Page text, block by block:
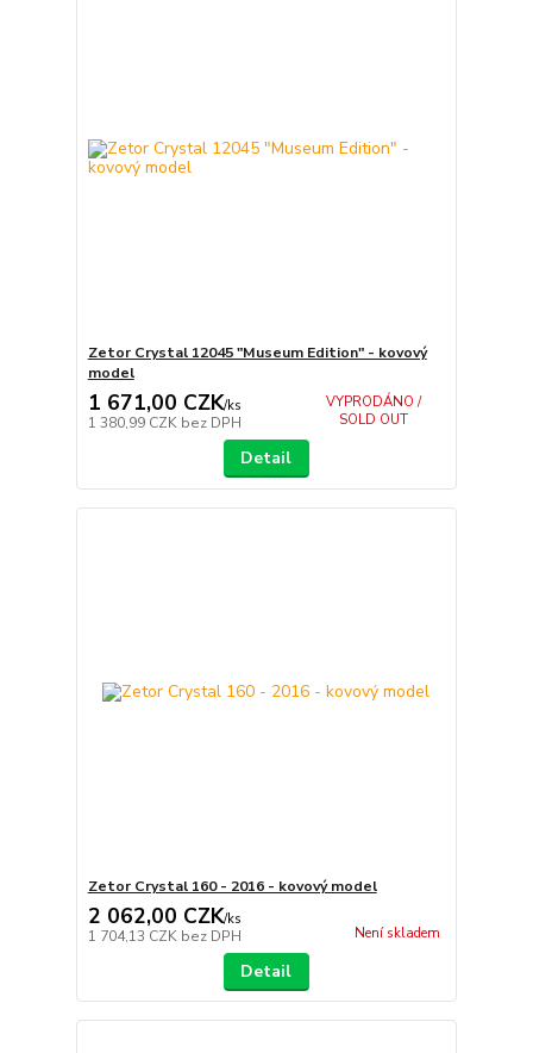
Zetor Crystal 12045 "Museum Edition" - kovový
model
1 671,00 CZK/ks
1 380,99 CZK bez DPH
VYPRODÁNO /
SOLD OUT
Detail
Zetor Crystal 160 - 2016 - kovový model
2 062,00 CZK/ks
1 704,13 CZK bez DPH Není skladem
Detail